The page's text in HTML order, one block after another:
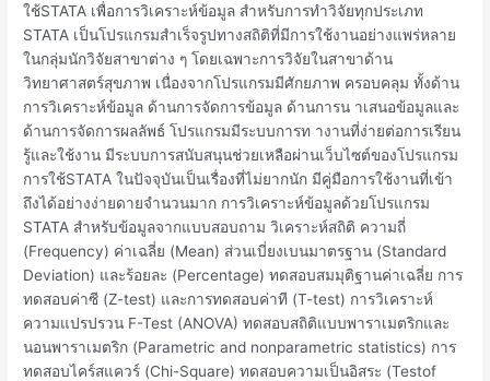
ใช้STATA เพื่อการวิเคราะห์ข้อมูล สำหรับการทำวิจัยทุกประเภท
STATA เป็นโปรแกรมสำเร็จรูปทางสถิติที่มีการใช้งานอย่างแพร่หลาย
ในกลุ่มนักวิจัยสาขาต่าง ๆ โดยเฉพาะการวิจัยในสาขาด้าน
วิทยาศาสตร์สุขภาพ เนื่องจากโปรแกรมมีศักยภาพ ครอบคลุม ทั้งด้าน
การวิเคราะห์ข้อมูล ด้านการจัดการข้อมูล ด้านการน าเสนอข้อมูลและ
ด้านการจัดการผลลัพธ์ โปรแกรมมีระบบการท างานที่ง่ายต่อการเรียน
รู้และใช้งาน มีระบบการสนับสนุนช่วยเหลือผ่านเว็บไซต์ของโปรแกรม
การใช้STATA ในปัจจุบันเป็นเรื่องที่ไม่ยากนัก มีคู่มือการใช้งานที่เข้า
ถึงได้อย่างง่ายดายจำนวนมาก การวิเคราะห์ข้อมูลด้วยโปรแกรม
STATA สำหรับข้อมูลจากแบบสอบถาม วิเคราะห์สถิติ ความถี่
(Frequency) ค่าเฉลี่ย (Mean) ส่วนเบี่ยงเบนมาตรฐาน (Standard
Deviation) และร้อยละ (Percentage) ทดสอบสมมุติฐานค่าเฉลี่ย การ
ทดสอบค่าซี (Z-test) และการทดสอบค่าที (T-test) การวิเคราะห์
ความแปรปรวน F-Test (ANOVA) ทดสอบสถิติแบบพาราเมตริกและ
นอนพาราเมตริก (Parametric and nonparametric statistics) การ
ทดสอบไคร์สแควร์ (Chi-Square) ทดสอบความเป็นอิสระ (Testof